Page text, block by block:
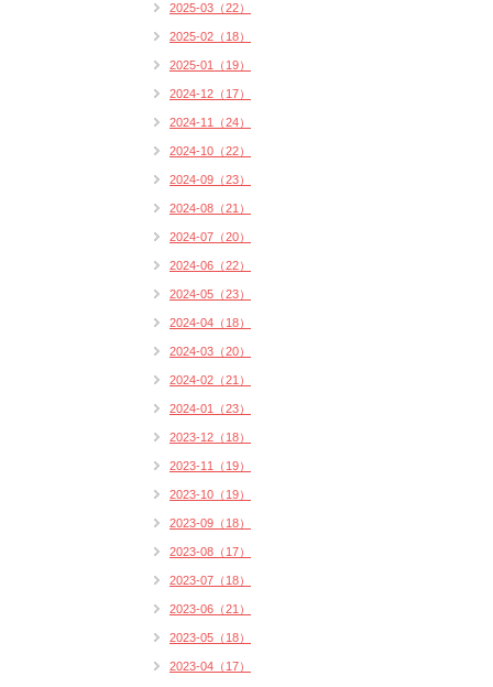
2025-03（22）
2025-02（18）
2025-01（19）
2024-12（17）
2024-11（24）
2024-10（22）
2024-09（23）
2024-08（21）
2024-07（20）
2024-06（22）
2024-05（23）
2024-04（18）
2024-03（20）
2024-02（21）
2024-01（23）
2023-12（18）
2023-11（19）
2023-10（19）
2023-09（18）
2023-08（17）
2023-07（18）
2023-06（21）
2023-05（18）
2023-04（17）